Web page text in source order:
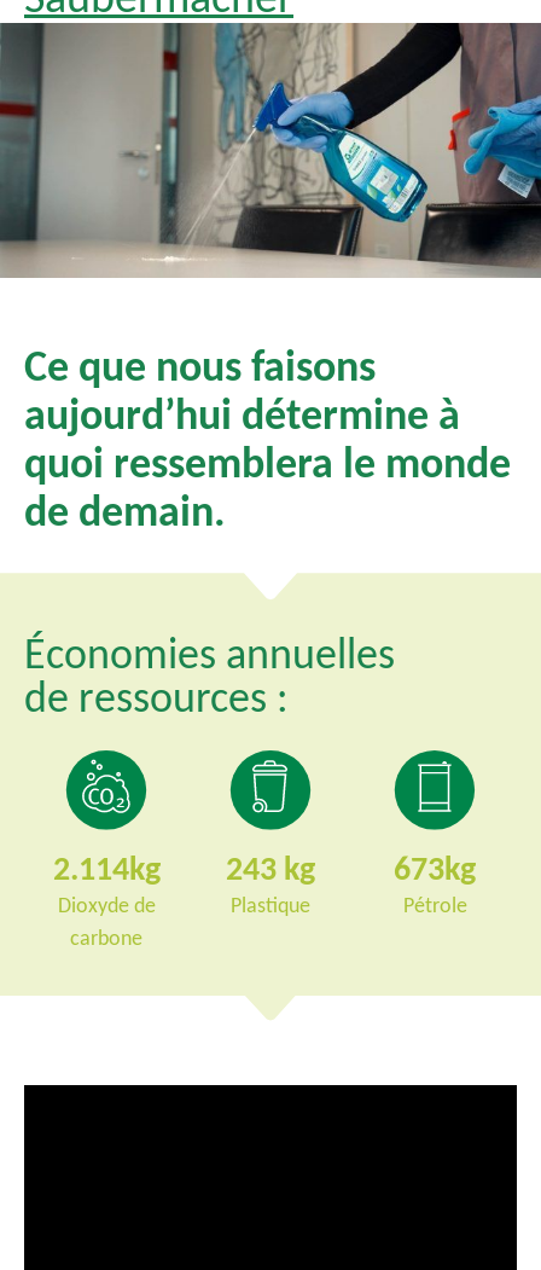
Ce que nous faisons
aujourd’hui détermine à
quoi ressemblera le monde
de demain.
Économies annuelles
de ressources :
2.114
Dioxyde de
carbone
243
Plastique
673
Pétrole